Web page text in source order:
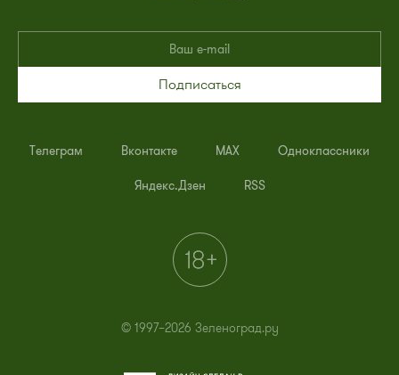
Подписаться
Телеграм Вконтакте MAX Одноклассники
Яндекс.Дзен RSS
© 1997–2026 Зеленоград.ру